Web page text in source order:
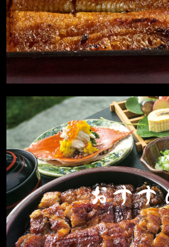
おすす